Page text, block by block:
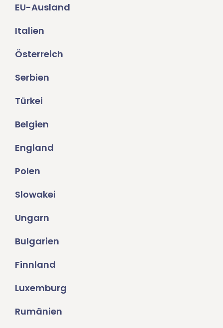
EU-Ausland
Italien
Österreich
Serbien
Türkei
Belgien
England
Polen
Slowakei
Ungarn
Bulgarien
Finnland
Luxemburg
Rumänien